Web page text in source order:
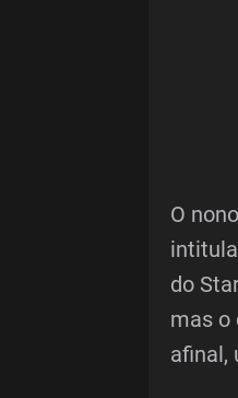
O
do
mas o
afinal,